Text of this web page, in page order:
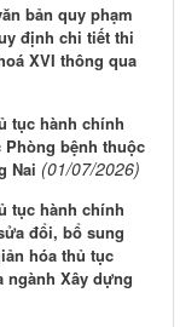
bản quy phạm
định chi tiết thi
XVI thông qua
tục hành chính
bệnh thuộc
Nai (01/07/2026)
tục hành chính
đổi, bổ sung
hóa thủ tục
ngành Xây dựng